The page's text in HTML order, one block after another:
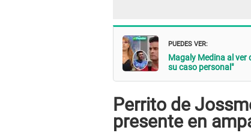
PUEDES VER:
Magaly Medina al ver
su caso personal"
Perrito de
presente en